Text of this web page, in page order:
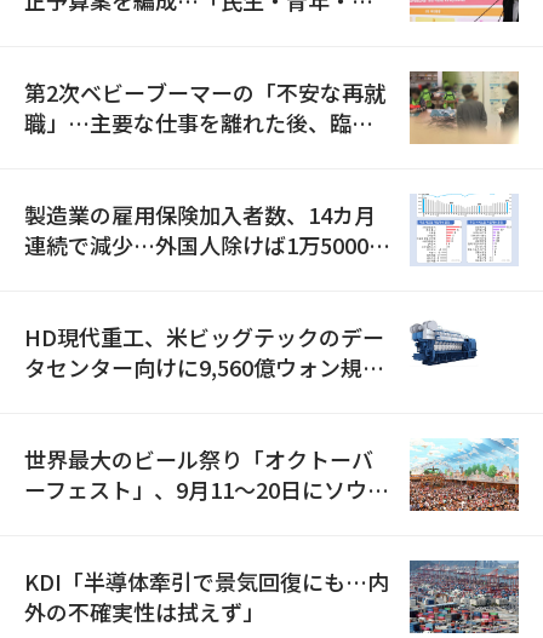
第2次ベビーブーマーの「不安な再就
職」…主要な仕事を離れた後、臨時
製造業の雇用保険加入者数、14カ月
連続で減少…外国人除けば1万5000人
HD現代重工、米ビッグテックのデー
タセンター向けに9,560億ウォン規模
世界最大のビール祭り「オクトーバ
ーフェスト」、9月11〜20日にソウル
KDI「半導体牽引で景気回復にも…内
外の不確実性は拭えず」